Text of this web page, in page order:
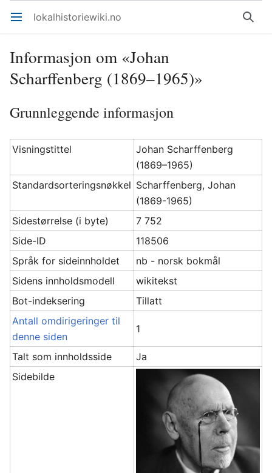
Åpne hovedmenyen lokalhistoriewiki.no Søk
Informasjon om «Johan
Scharffenberg (1869–1965)»
Grunnleggende informasjon
Visningstittel
Johan Scharffenberg
(1869–1965)
Standardsorteringsnøkkel Scharffenberg, Johan
(1869-1965)
Sidestørrelse (i byte)
7 752
Side-ID
118506
Språk for sideinnholdet
nb - norsk bokmål
Sidens innholdsmodell
wikitekst
Bot-indeksering
Tillatt
Antall omdirigeringer til
denne siden
1
Talt som innholdsside
Ja
Sidebilde